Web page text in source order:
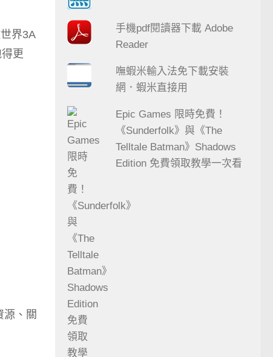
界3A
更
源、關
手機pdf閱讀器下載 Adobe
Reader
嘸蝦米輸入法免下載安裝
網．蝦米直接用
Epic Games 限時免費！
《Sunderfolk》與《The
Telltale Batman》Shadows
Edition 免費領取教學一次看